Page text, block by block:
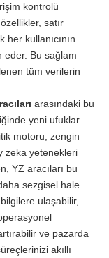
kontrolü
satır
kullanıcının
eder. Bu sağlam
tüm verilerin
arasındaki bu
yeni ufuklar
motoru, zengin
zeka yetenekleri
YZ aracıları bu
sezgisel hale
ulaşabilir,
ve pazarda
akıllı